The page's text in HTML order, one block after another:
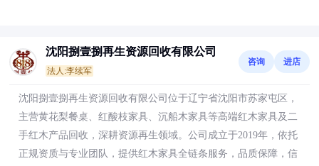
沈阳捌壹捌再生资源回收有限公司
法人:李续军
咨询 进店
沈阳捌壹捌再生资源回收有限公司位于辽宁省沈阳市苏家屯区，
主营黄花梨餐桌、红酸枝家具、沉船木家具等高端红木家具及二
手红木产品回收，深耕资源再生领域。公司成立于2019年，依托
正规资质与专业团队，提供红木家具全链条服务，品质保障，信